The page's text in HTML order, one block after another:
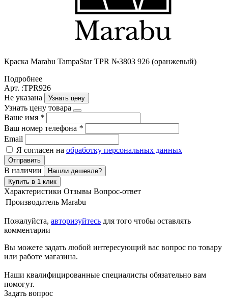
Краска Marabu TampaStar TPR №3803 926 (оранжевый)
Подробнее
Арт. :TPR926
Не указана
Узнать цену
Узнать цену товара
Ваше имя *
Ваш номер телефона *
Email
Я согласен на обработку персональных данных
Отправить
В наличии
Нашли дешевле?
Купить в 1 клик
Характеристики Отзывы Вопрос-ответ
Производитель Marabu
Пожалуйста, авторизуйтесь для того чтобы оставлять
комментарии
Вы можете задать любой интересующий вас вопрос по товару
или работе магазина.
Наши квалифицированные специалисты обязательно вам
помогут.
Задать вопрос